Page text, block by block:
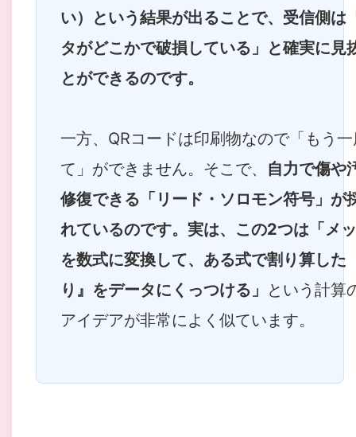
い）という結果が出ることで、受信側は
タがどこかで破損している」と確実に見
とができるのです。
一方、QRコードは印刷物なので「もう
て」ができません。そこで、 自力で傷や
修復できる「リード・ソロモン符号」が
れているのです。実は、この2つは「メ
を数式に変換して、ある式で割り算した
り』をデータにくっつける」 という計算
アイデアが非常によく似ています。